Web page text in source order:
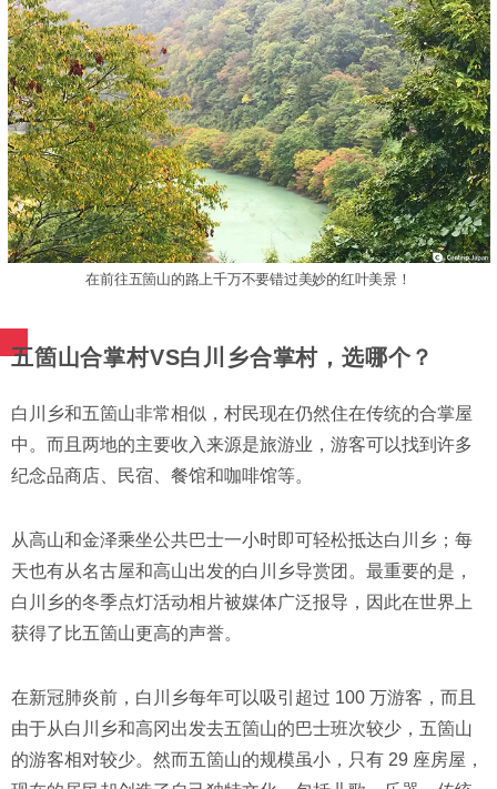
在前往五箇山的路上千万不要错过美妙的红叶美景！
五箇山合掌村VS白川乡合掌村，选哪个？
白川乡和五箇山非常相似，村民现在仍然住在传统的合掌屋
中。而且两地的主要收入来源是旅游业，游客可以找到许多
纪念品商店、民宿、餐馆和咖啡馆等。
从高山和金泽乘坐公共巴士一小时即可轻松抵达白川乡；每
天也有从名古屋和高山出发的白川乡导赏团。最重要的是，
白川乡的冬季点灯活动相片被媒体广泛报导，因此在世界上
获得了比五箇山更高的声誉。
在新冠肺炎前，白川乡每年可以吸引超过 100 万游客，而且
由于从白川乡和高冈出发去五箇山的巴士班次较少，五箇山
的游客相对较少。然而五箇山的规模虽小，只有 29 座房屋，